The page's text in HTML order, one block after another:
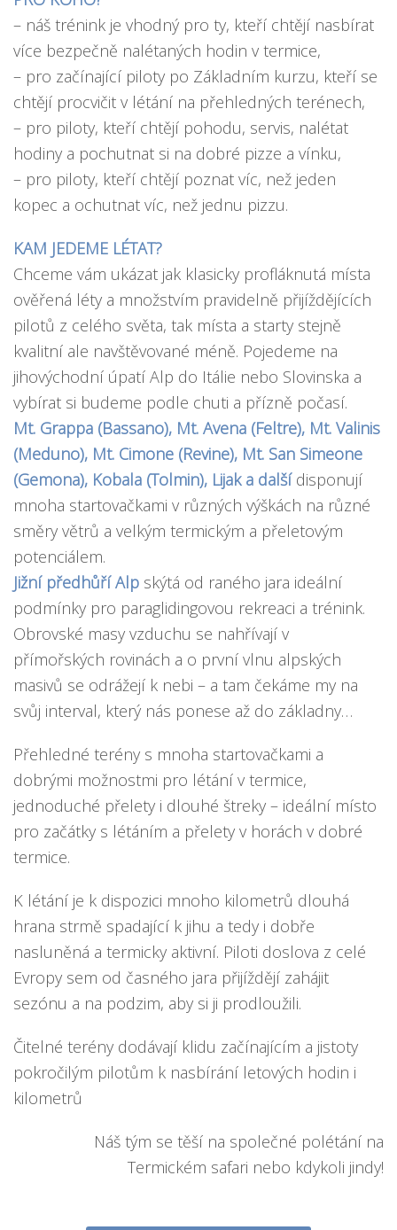
– náš trénink je vhodný pro ty, kteří chtějí nasbírat
více bezpečně nalétaných hodin v termice,
– pro začínající piloty po Základním kurzu, kteří se
chtějí procvičit v létání na přehledných terénech,
– pro piloty, kteří chtějí pohodu, servis, nalétat
hodiny a pochutnat si na dobré pizze a vínku,
– pro piloty, kteří chtějí poznat víc, než jeden
kopec a ochutnat víc, než jednu pizzu.
KAM JEDEME LÉTAT?
Chceme vám ukázat jak klasicky profláknutá místa
ověřená léty a množstvím pravidelně přijíždějících
pilotů z celého světa, tak místa a starty stejně
kvalitní ale navštěvované méně. Pojedeme na
jihovýchodní úpatí Alp do Itálie nebo Slovinska a
vybírat si budeme podle chuti a přízně počasí.
Mt. Grappa (Bassano), Mt. Avena (Feltre), Mt. Valinis
(Meduno), Mt. Cimone (Revine), Mt. San Simeone
(Gemona), Kobala (Tolmin), Lijak a dalšídisponují
mnoha startovačkami v různých výškách na různé
směry větrů a velkým termickým a přeletovým
potenciálem.
Jižní předhůří Alp skýtá od raného jara ideální
podmínky pro paraglidingovou rekreaci a trénink.
Obrovské masy vzduchu se nahřívají v
přímořských rovinách a o první vlnu alpských
masivů se odrážejí k nebi – a tam čekáme my na
svůj interval, který nás ponese až do základny…
Přehledné terény s mnoha startovačkami a
dobrými možnostmi pro létání v termice,
jednoduché přelety i dlouhé štreky – ideální místo
pro začátky s létáním a přelety v horách v dobré
termice.
K létání je k dispozici mnoho kilometrů dlouhá
hrana strmě spadající k jihu a tedy i dobře
nasluněná a termicky aktivní. Piloti doslova z celé
Evropy sem od časného jara přijíždějí zahájit
sezónu a na podzim, aby si ji prodloužili.
Čitelné terény dodávají klidu začínajícím a jistoty
pokročilým pilotům k nasbírání letových hodin i
kilometrů
Náš tým se těší na společné polétání na
Termickém safari nebo kdykoli jindy!